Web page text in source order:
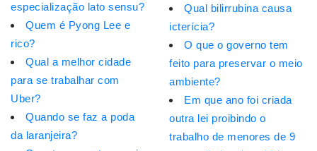
especialização lato sensu?
Quem é Pyong Lee e
rico?
Qual a melhor cidade
para se trabalhar com
Uber?
Quando se faz a poda
da laranjeira?
Qual bilirrubina causa
icterícia?
O que o governo tem
feito para preservar o meio
ambiente?
Em que ano foi criada
outra lei proibindo o
trabalho de menores de 9